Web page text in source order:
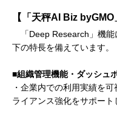
【「天秤AI Biz byGMO
「Deep Research」機能
下の特長を備えています。
■組織管理機能・ダッシュ
・企業内での利用実績を
ライアンス強化をサポート